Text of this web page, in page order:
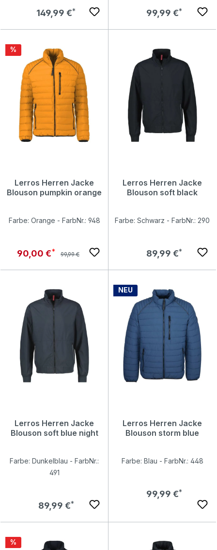
Regulärer Preis:
149,99 € Regulärer Preis:
99,99 €
Rabatt
%
Lerros Herren Jacke
Blouson pumpkin orange
Farbe: Orange - FarbNr.: 948
Verkaufspreis:
90,00 € Regulärer Preis:
99,99 €
Lerros Herren Jacke
Blouson soft black
Farbe: Schwarz - FarbNr.: 290
Regulärer Preis:
89,99 €
Lerros Herren Jacke
Blouson soft blue night
Farbe: Dunkelblau - FarbNr.:
491
Regulärer Preis:
89,99 €
NEU
Lerros Herren Jacke
Blouson storm blue
Farbe: Blau - FarbNr.: 448
Regulärer Preis:
99,99 €
Rabatt
%